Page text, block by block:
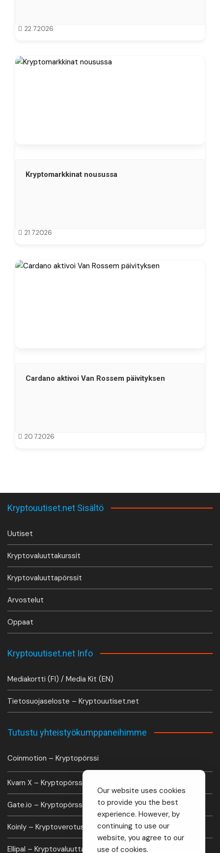
22.7.2026
Kryptomarkkinat nousussa
21.7.2026
Cardano aktivoi Van Rossem päivityksen
20.7.2026
Kryptouutiset.net Sisältö
Uutiset
Kryptovaluuttakurssit
Kryptovaluuttapörssit
Arvostelut
Oppaat
Kryptouutiset.net Info
Mediakortti (FI) / Media Kit (EN)
Tietosuojaseloste – Kryptouutiset.net
Tutustu yhteistyökumppaneihimme
Coinmotion – Kryptopörssi
Kvarn X – Kryptopörssi
Gate.io – Kryptopörssi
Koinly – Kryptoverotus laskuri
Ellipal – Kryptovaluutta lompakko
Our website uses cookies
to provide you the best
experience. However, by
continuing to use our
website, you agree to our
use of cookies.